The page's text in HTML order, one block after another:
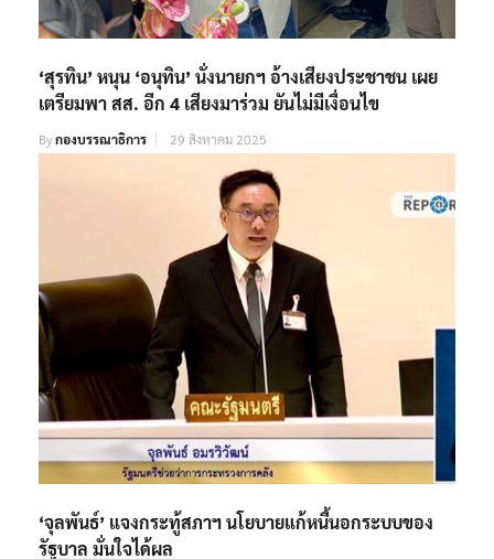
‘สุรทิน’ หนุน ‘อนุทิน’ นั่งนายกฯ อ้างเสียงประชาชน เผย
เตรียมพา สส. อีก 4 เสียงมาร่วม ยันไม่มีเงื่อนไข
Byกองบรรณาธิการ 29 สิงหาคม 2025
‘จุลพันธ์’ แจงกระทู้สภาฯ นโยบายแก้หนี้นอกระบบของ
รัฐบาล มั่นใจได้ผล